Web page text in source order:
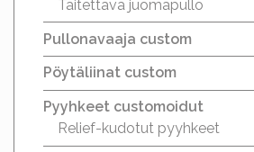
Taitettava juomapullo
Pullonavaaja custom
Pöytäliinat custom
Pyyhkeet customoidut
Relief-kudotut pyyhkeet